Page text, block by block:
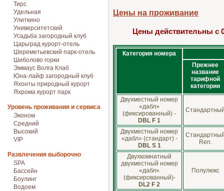
Тирс
Удельная
Улиткино
Университетский
Усадьба загородный клуб
Царьград курорт-отель
Шереметьевский парк-отель
Шиболово горки
Эммаус Волга Клаб
Юна-лайф загородный клуб
Яхонты природный курорт
Яхрома курорт парк
Уровень проживания и сервиса
Эконом
Средний
Высокий
VIP
Развлечения выборочно
SPA
Бассейн
Боулинг
Водоем
Цены на проживание
Цены действительны с
Категория номера
Прежнее
название
тарифной
категории
Двухместный номер
«дабл»
(фиксированный) -
DBL F 1
Двухместный номер
«дабл» (стандарт) -
DBL S 1
Ren.
Двухкомнатный
двухместный номер
«дабл»
(фиксированный)-
DL2 F 2
Полулюкс